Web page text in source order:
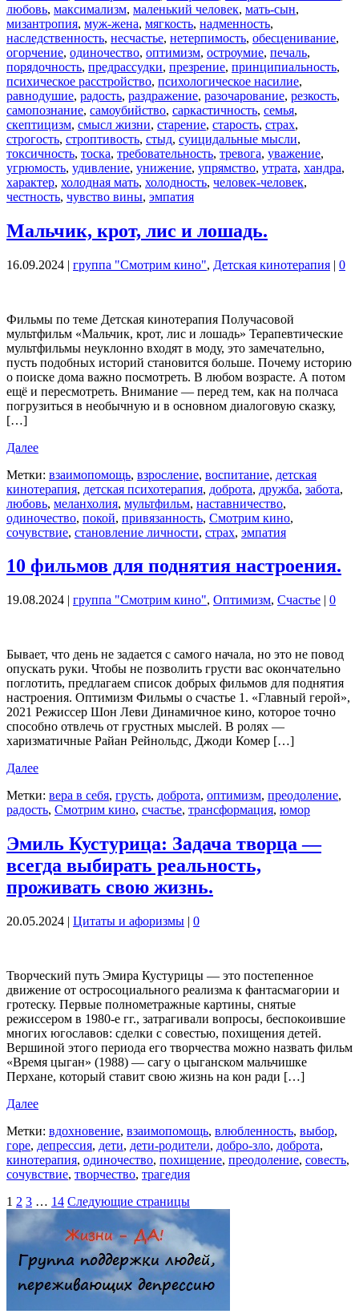
любовь, максимализм, маленький человек, мать-сын,
мизантропия, муж-жена, мягкость, надменность,
наследственность, несчастье, нетерпимость, обесценивание,
огорчение, одиночество, оптимизм, остроумие, печаль,
порядочность, предрассудки, презрение, принципиальность,
психическое расстройство, психологическое насилие,
равнодушие, радость, раздражение, разочарование, резкость,
самопознание, самоубийство, саркастичность, семья,
скептицизм, смысл жизни, старение, старость, страх,
строгость, строптивость, стыд, суицидальные мысли,
токсичность, тоска, требовательность, тревога, уважение,
угрюмость, удивление, унижение, упрямство, утрата, хандра,
характер, холодная мать, холодность, человек-человек,
честность, чувство вины, эмпатия
Мальчик, крот, лис и лошадь.
16.09.2024 | группа "Смотрим кино", Детская кинотерапия | 0
Фильмы по теме Детская кинотерапия Получасовой
мультфильм «Мальчик, крот, лис и лошадь» Терапевтические
мультфильмы неуклонно входят в моду, это замечательно,
пусть подобных историй становится больше. Почему историю
о поиске дома важно посмотреть. В любом возрасте. А потом
ещё и пересмотреть. Внимание — перед тем, как на полчаса
погрузиться в необычную и в основном диалоговую сказку,
[…]
Далее
Метки: взаимопомощь, взросление, воспитание, детская
кинотерапия, детская психотерапия, доброта, дружба, забота,
любовь, меланхолия, мультфильм, наставничество,
одиночество, покой, привязанность, Смотрим кино,
сочувствие, становление личности, страх, эмпатия
10 фильмов для поднятия настроения.
19.08.2024 | группа "Смотрим кино", Оптимизм, Счастье | 0
Бывает, что день не задается с самого начала, но это не повод
опускать руки. Чтобы не позволить грусти вас окончательно
поглотить, предлагаем список добрых фильмов для поднятия
настроения. Оптимизм Фильмы о счастье 1. «Главный герой»,
2021 Режиссер Шон Леви Динамичное кино, которое точно
способно отвлечь от грустных мыслей. В ролях —
харизматичные Райан Рейнольдс, Джоди Комер […]
Далее
Метки: вера в себя, грусть, доброта, оптимизм, преодоление,
радость, Смотрим кино, счастье, трансформация, юмор
Эмиль Кустурица: Задача творца —
всегда выбирать реальность,
проживать свою жизнь.
20.05.2024 | Цитаты и афоризмы | 0
Творческий путь Эмира Кустурицы — это постепенное
движение от остросоциального реализма к фантасмагории и
гротеску. Первые полнометражные картины, снятые
режиссером в 1980-е гг., затрагивали вопросы, беспокоившие
многих югославов: сделки с совестью, похищения детей.
Вершиной этого периода его творчества можно назвать фильм
«Время цыган» (1988) — сагу о цыганском мальчишке
Перхане, который ставит свою жизнь на кон ради […]
Далее
Метки: вдохновение, взаимопомощь, влюбленность, выбор,
горе, депрессия, дети, дети-родители, добро-зло, доброта,
кинотерапия, одиночество, похищение, преодоление, совесть,
сочувствие, творчество, трагедия
1 2 3 … 14 Следующие страницы